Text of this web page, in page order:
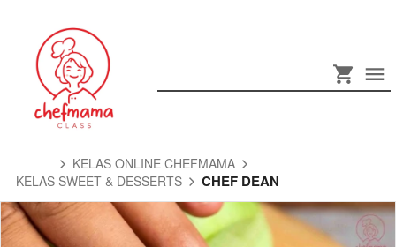
KELAS ONLINE CHEFMAMA
KELAS SWEET & DESSERTS
CHEF DEAN